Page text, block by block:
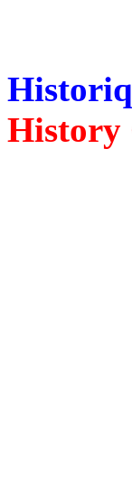
History